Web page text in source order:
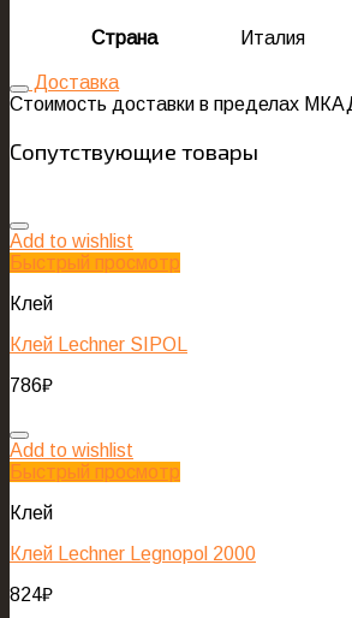
Страна Италия
Доставка
Стоимость доставки в пределах
Сопутствующие товары
Add to wishlist
Быстрый просмотр
Клей
Клей Lechner SIPOL
786₽
Add to wishlist
Быстрый просмотр
Клей
Клей Lechner Legnopol 2000
824₽